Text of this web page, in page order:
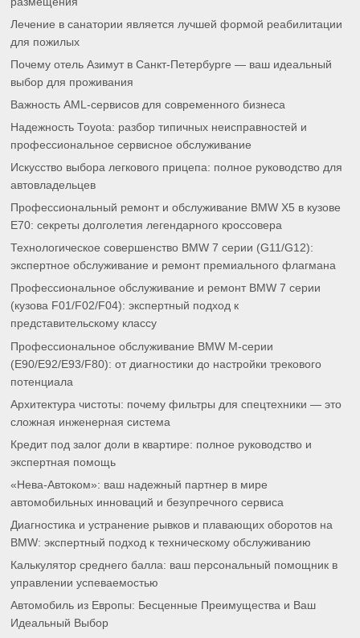
Лечение в санатории является лучшей формой реабилитации
для пожилых
Почему отель Азимут в Санкт-Петербурге — ваш идеальный
выбор для проживания
Важность AML-сервисов для современного бизнеса
Надежность Toyota: разбор типичных неисправностей и
профессиональное сервисное обслуживание
Искусство выбора легкового прицепа: полное руководство для
автовладельцев
Профессиональный ремонт и обслуживание BMW X5 в кузове
E70: секреты долголетия легендарного кроссовера
Технологическое совершенство BMW 7 серии (G11/G12):
экспертное обслуживание и ремонт премиального флагмана
Профессиональное обслуживание и ремонт BMW 7 серии
(кузова F01/F02/F04): экспертный подход к
представительскому классу
Профессиональное обслуживание BMW M-серии
(E90/E92/E93/F80): от диагностики до настройки трекового
потенциала
Архитектура чистоты: почему фильтры для спецтехники — это
сложная инженерная система
Кредит под залог доли в квартире: полное руководство и
экспертная помощь
«Нева-Автоком»: ваш надежный партнер в мире
автомобильных инноваций и безупречного сервиса
Диагностика и устранение рывков и плавающих оборотов на
BMW: экспертный подход к техническому обслуживанию
Калькулятор среднего балла: ваш персональный помощник в
управлении успеваемостью
Автомобиль из Европы: Бесценные Преимущества и Ваш
Идеальный Выбор